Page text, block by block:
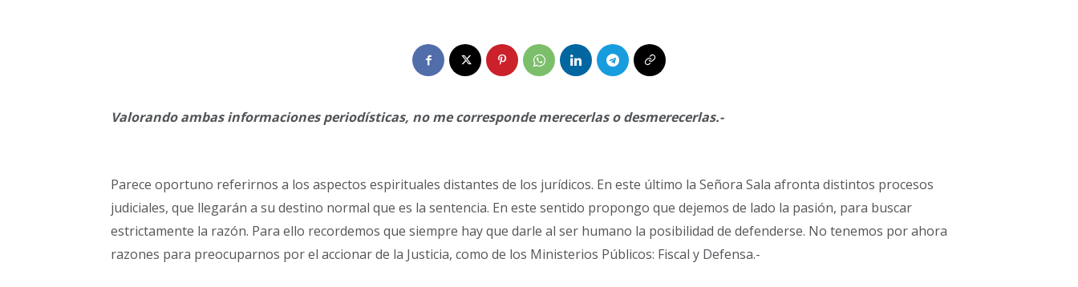
Valorando ambas informaciones periodísticas, no me corresponde merecerlas o desmerecerlas.-
Parece oportuno referirnos a los aspectos espirituales distantes de los jurídicos. En este último la Señora Sala afronta distintos procesos
judiciales, que llegarán a su destino normal que es la sentencia. En este sentido propongo que dejemos de lado la pasión, para buscar
estrictamente la razón. Para ello recordemos que siempre hay que darle al ser humano la posibilidad de defenderse. No tenemos por ahora
razones para preocuparnos por el accionar de la Justicia, como de los Ministerios Públicos: Fiscal y Defensa.-